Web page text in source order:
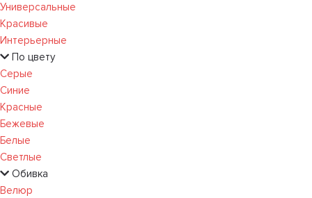
Универсальные
Красивые
Интерьерные
По цвету
Серые
Синие
Красные
Бежевые
Белые
Светлые
Обивка
Велюр